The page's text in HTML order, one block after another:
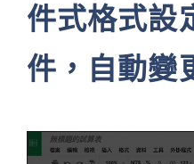
件式格式設
件，自動變